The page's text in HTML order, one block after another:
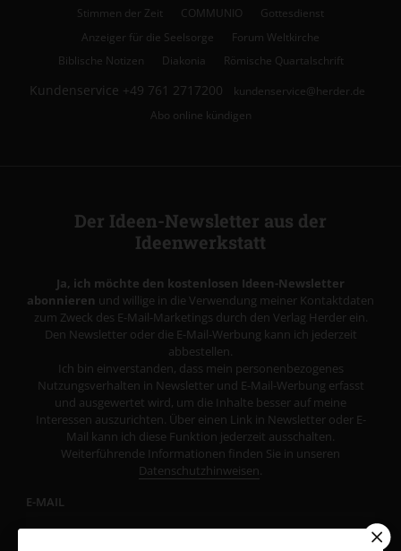
Stimmen der Zeit
COMMUNIO
Gottesdienst
Anzeiger für die Seelsorge
Forum Weltkirche
Biblische Notizen
Diakonia Römische Quartalschrift
Kundenservice +49 761 2717200
kundenservice@herder.de
Abo online kündigen
Der Ideen-Newsletter aus der
Ideenwerkstatt
Ja, ich möchte den kostenlosen Ideen-Newsletter
abonnieren und willige in die Verwendung meiner Kontaktdaten
zum Zweck des E-Mail-Marketings durch den Verlag Herder ein.
Den Newsletter oder die E-Mail-Werbung kann ich jederzeit
abbestellen.
Ich bin einverstanden, dass mein personenbezogenes
Nutzungsverhalten in Newsletter und E-Mail-Werbung erfasst
und ausgewertet wird, um die Inhalte besser auf meine
Interessen auszurichten. Über einen Link in Newsletter oder E-
Mail kann ich diese Funktion jederzeit ausschalten.
Weiterführende Informationen finden Sie in unseren
Datenschutzhinweisen.
E-MAIL